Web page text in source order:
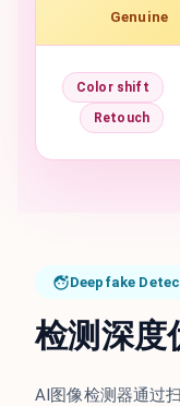
Genuine
Color shift
Retouch
Deepfake
检测深度
AI图像检测器通过